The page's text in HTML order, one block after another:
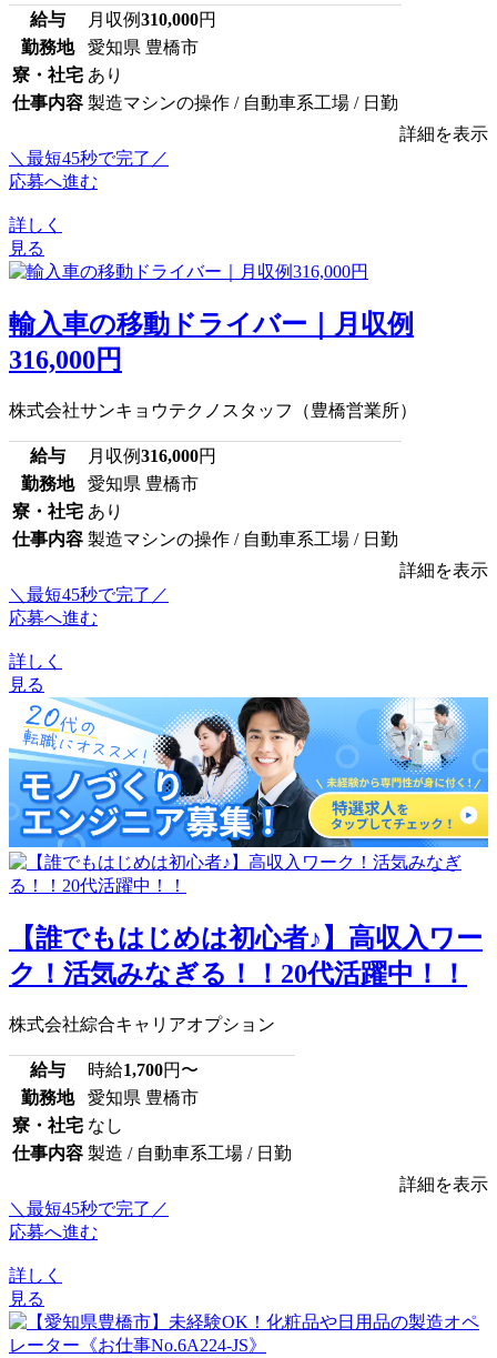
給与 月収例310,000円
勤務地
愛知県 豊橋市
寮・社宅 あり
仕事内容 製造マシンの操作 / 自動車系工場 / 日勤
詳細を表示
＼最短45秒で完了／
応募へ進む
詳しく
見る
輸入車の移動ドライバー｜月収例
316,000円
株式会社サンキョウテクノスタッフ（豊橋営業所）
給与 月収例316,000円
勤務地
愛知県 豊橋市
寮・社宅 あり
仕事内容 製造マシンの操作 / 自動車系工場 / 日勤
詳細を表示
＼最短45秒で完了／
応募へ進む
詳しく
見る
【誰でもはじめは初心者♪】高収入ワー
ク！活気みなぎる！！20代活躍中！！
株式会社綜合キャリアオプション
給与 時給1,700円〜
勤務地
愛知県 豊橋市
寮・社宅 なし
仕事内容 製造 / 自動車系工場 / 日勤
詳細を表示
＼最短45秒で完了／
応募へ進む
詳しく
見る